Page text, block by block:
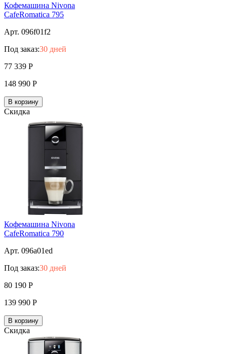
Кофемашина Nivona
CafeRomatica 795
Арт. 096f01f2
Под заказ:30 дней
77 339 Р
148 990 Р
В корзину
Скидка
Кофемашина Nivona
CafeRomatica 790
Арт. 096a01ed
Под заказ:30 дней
80 190 Р
139 990 Р
В корзину
Скидка